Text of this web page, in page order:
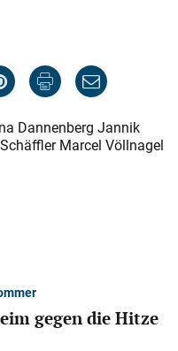
Dannenberg Jannik
Marcel Völlnagel
gegen die Hitze